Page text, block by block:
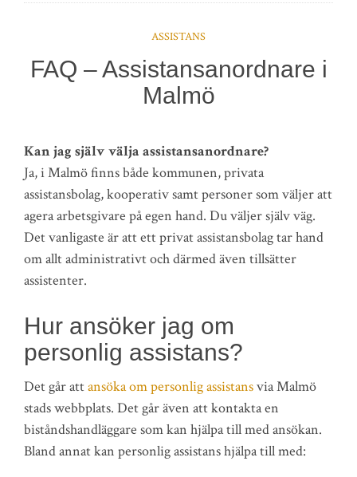
ASSISTANS
FAQ – Assistansanordnare i
Malmö
Kan jag själv välja assistansanordnare?
Ja, i Malmö finns både kommunen, privata
assistansbolag, kooperativ samt personer som väljer att
agera arbetsgivare på egen hand. Du väljer själv väg.
Det vanligaste är att ett privat assistansbolag tar hand
om allt administrativt och därmed även tillsätter
assistenter.
Hur ansöker jag om
personlig assistans?
Det går attansöka om personlig assistansvia Malmö
stads webbplats. Det går även att kontakta en
biståndshandläggare som kan hjälpa till med ansökan.
Bland annat kan personlig assistans hjälpa till med: